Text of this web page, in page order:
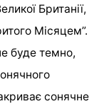
Британії,
Місяцем”.
буде темно,
сонячне